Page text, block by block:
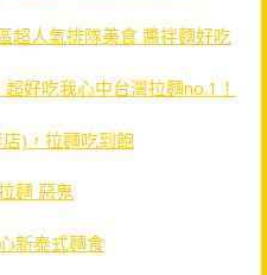
超人氣排隊美食 醬拌麵好吃
好吃我心中台灣拉麵no.1！
店)，拉麵吃到飽
麵 惡鬼
新泰式麵食